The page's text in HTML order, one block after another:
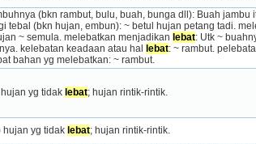
(bkn rambut, bulu, buah, bunga dll): Buah jambu
tebal (bkn hujan, embun): ~ betul hujan petang tadi.
~ semula. melebatkan menjadikan lebat: Utk ~
kelebatan keadaan atau hal lebat: ~ rambut.
bahan yg melebatkan: ~ rambut.
yg tidak lebat; hujan rintik-rintik.
hujan yg tidak lebat; hujan rintik-rintik.